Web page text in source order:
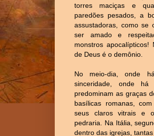
torres maciças e
paredões pesados, a
assustadoras, como se
ser amado e
monstros
de Deus é o demônio.
No meio-dia, onde
sinceridade, onde
predominam as graças
basílicas romanas,
seus claros vitrais e
pedraria. Na Itália,
dentro das igrejas,